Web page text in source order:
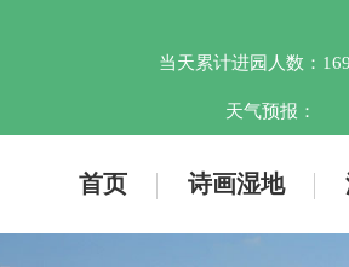
当天累计进园人数：
天气预报：
首页 诗画湿地